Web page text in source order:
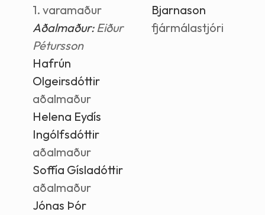
1. varamaður
Aðalmaður:Eiður
Pétursson
Hafrún
Olgeirsdóttir
aðalmaður
Helena Eydís
Ingólfsdóttir
aðalmaður
Soffía Gísladóttir
aðalmaður
Jónas Þór
Bjarnason
fjármálastjóri